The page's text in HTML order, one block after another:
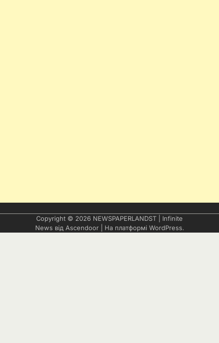
Copyright © 2026 NEWSPAPERLANDST | Infinite
News від Ascendoor| На платформі WordPress.